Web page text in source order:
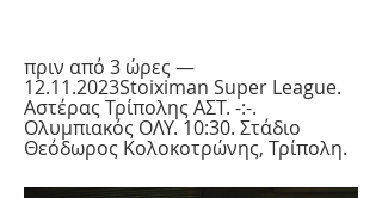
πριν από 3 ώρες —
12.11.2023Stoiximan Super League.
Αστέρας Τρίπολης ΑΣΤ. -:-.
Ολυμπιακός ΟΛΥ. 10:30. Στάδιο
Θεόδωρος Κολοκοτρώνης, Τρίπολη.